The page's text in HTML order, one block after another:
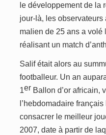
le développement de la
jour-là, les
malien de 25 ans a volé
réalisant un match
Salif était alors au
footballeur. Un an
1er Ballon d’or africain,
l’hebdomadaire
consacrer le meilleur
2007, date à partir de